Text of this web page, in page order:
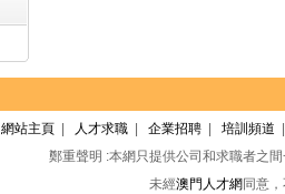
網站主頁 人才求職 企業招聘 培訓頻道
鄭重聲明 :本網只提供公司和求職者之
未經澳門人才網 同意